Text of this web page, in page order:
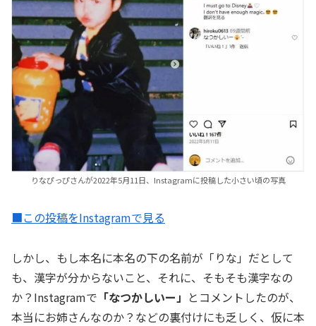
りなぴっぴさんが2022年5月11日、Instagramに投稿した小さい頃の写真
■この投稿をInstagramで見る
しかし、もし本名に本名の下の名前が「りな」だとして
も、漢字が分からないこと、それに、そもそも漢字なの
か？Instagramで 「なつかしいー」 とコメントしたのが、
本当にお姉さんなのか？などの裏付けにも乏しく、仮に本